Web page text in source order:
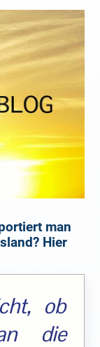
man
Hier
ob
die